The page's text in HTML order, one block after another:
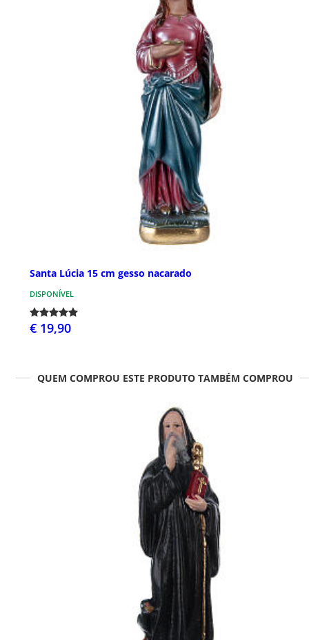
Santa Lúcia 15 cm gesso nacarado
DISPONÍVEL
€ 19,90
QUEM COMPROU ESTE PRODUTO TAMBÉM COMPROU